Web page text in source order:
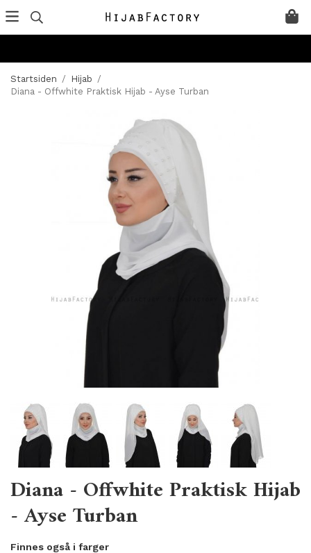
Startsiden / Hijab /
Diana - Offwhite Praktisk Hijab - Ayse Turban
Diana - Offwhite Praktisk Hijab
- Ayse Turban
Finnes også i farger